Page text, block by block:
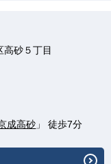
高砂５丁目
成高砂 」 徒歩7分